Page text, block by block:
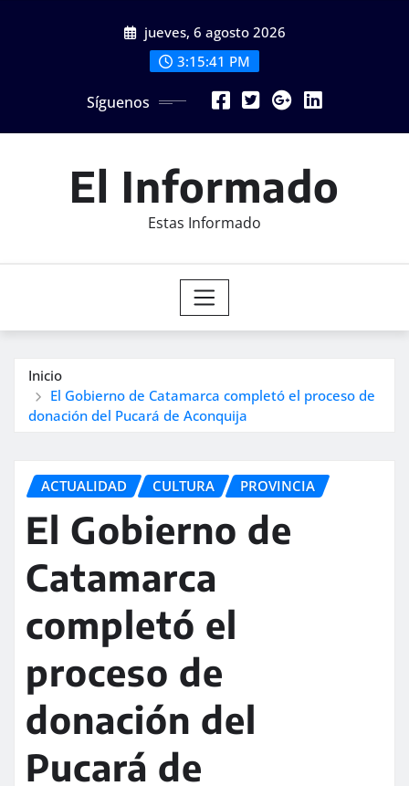
jueves, 6 agosto 2026
3:15:43 PM
Síguenos
El Informado
Estas Informado
Inicio
El Gobierno de Catamarca completó el proceso de
donación del Pucará de Aconquija
ACTUALIDAD CULTURA PROVINCIA
El Gobierno de
Catamarca
completó el
proceso de
donación del
Pucará de